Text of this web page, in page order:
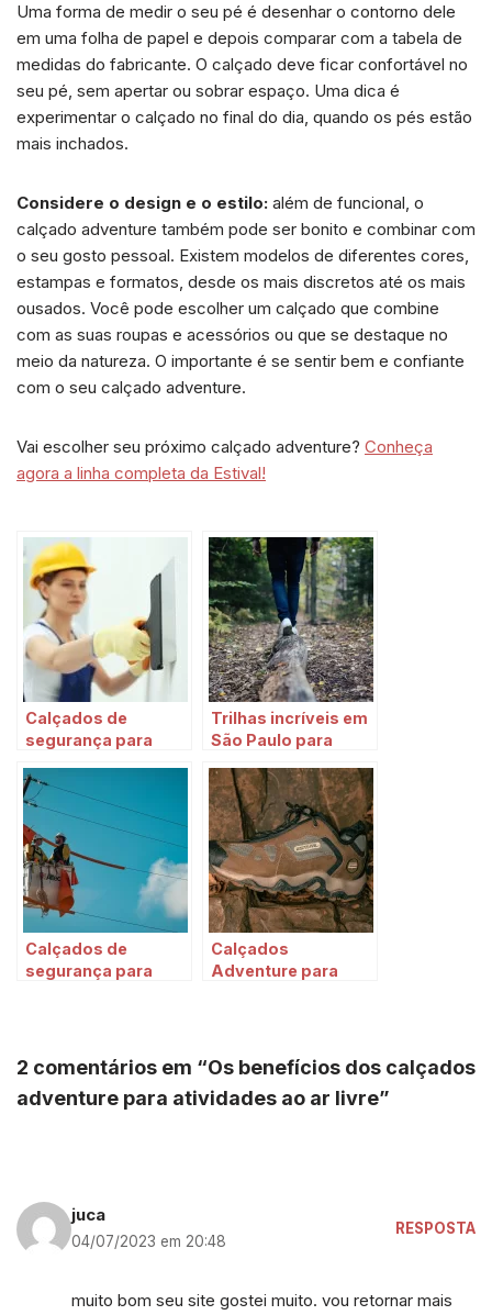
Uma forma de medir o seu pé é desenhar o contorno dele
em uma folha de papel e depois comparar com a tabela de
medidas do fabricante. O calçado deve ficar confortável no
seu pé, sem apertar ou sobrar espaço. Uma dica é
experimentar o calçado no final do dia, quando os pés estão
mais inchados.
Considere o design e o estilo: além de funcional, o
calçado adventure também pode ser bonito e combinar com
o seu gosto pessoal. Existem modelos de diferentes cores,
estampas e formatos, desde os mais discretos até os mais
ousados. Você pode escolher um calçado que combine
com as suas roupas e acessórios ou que se destaque no
meio da natureza. O importante é se sentir bem e confiante
com o seu calçado adventure.
Vai escolher seu próximo calçado adventure? Conheça
agora a linha completa da Estival!
Calçados de
segurança para
escolher o ideal
Trilhas incríveis em
São Paulo para
ciclismo
Calçados de
segurança para
Calçados
Adventure para
2 comentários em “Os benefícios dos calçados
adventure para atividades ao ar livre”
juca
04/07/2023 em 20:48
RESPOSTA
muito bom seu site gostei muito. vou retornar mais